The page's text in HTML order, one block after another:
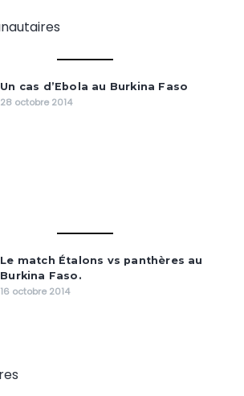
Un cas d’Ebola au Burkina Faso
28 octobre 2014
Le match Étalons vs panthères au
Burkina Faso.
16 octobre 2014